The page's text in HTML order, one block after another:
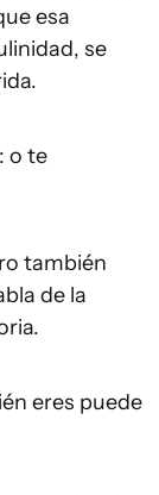
esa
se
o te
también
de la
eres puede